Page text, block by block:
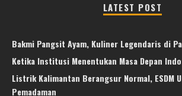
LATEST POST
Bakmi Pangsit Ayam, Kuliner Legendaris di
Ketika Institusi Menentukan Masa Depan
Listrik Kalimantan Berangsur Normal, ESDM
Pemadaman